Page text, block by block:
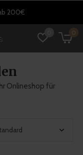
0
Onlineshop für